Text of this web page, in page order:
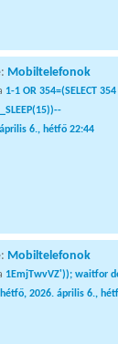
Mobiltelefonok
1-1 OR 354=(SELECT
6., hétfő 22:44
Mobiltelefonok
1EmjTwvVZ')); waitfor
hétfő, 2026. április 6.,